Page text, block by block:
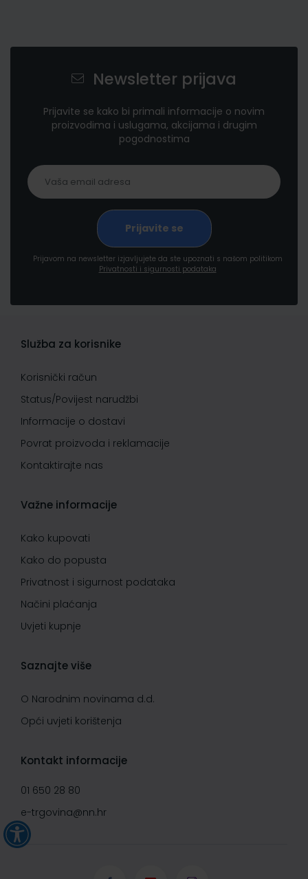
Newsletter prijava
Prijavite se kako bi primali informacije o novim
proizvodima i uslugama, akcijama i drugim
pogodnostima
Prijavom na newsletter izjavljujete da ste upoznati s našom politikom
Privatnosti i sigurnosti podataka
Služba za korisnike
Korisnički račun
Status/Povijest narudžbi
Informacije o dostavi
Povrat proizvoda i reklamacije
Kontaktirajte nas
Važne informacije
Kako kupovati
Kako do popusta
Privatnost i sigurnost podataka
Načini plaćanja
Uvjeti kupnje
Saznajte više
O Narodnim novinama d.d.
Opći uvjeti korištenja
Kontakt informacije
01 650 28 80
e-trgovina@nn.hr